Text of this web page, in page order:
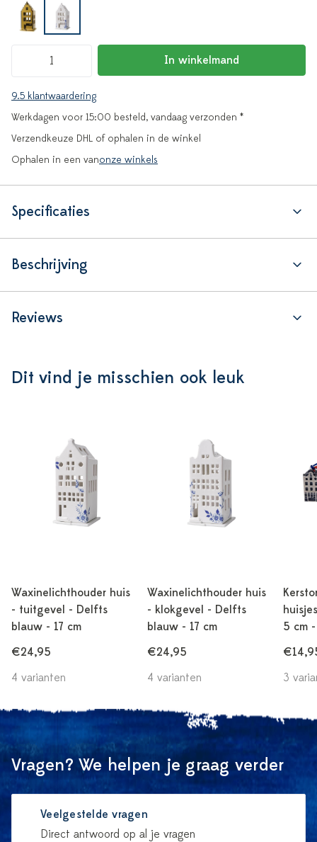
In winkelmand
9.5 klantwaardering
Werkdagen voor 15:00 besteld, vandaag verzonden *
Verzendkeuze DHL of ophalen in de winkel
Ophalen in een vanonze winkels
Specificaties
Beschrijving
Reviews
Dit vind je misschien ook leuk
Waxinelichthouder huis
- tuitgevel - Delfts
blauw - 17 cm
€24,95
4 varianten
Waxinelichthouder huis
- klokgevel - Delfts
blauw - 17 cm
€24,95
4 varianten
5 cm
3
Vragen? We helpen je graag verder
Veelgestelde vragen
Direct antwoord op al je vragen